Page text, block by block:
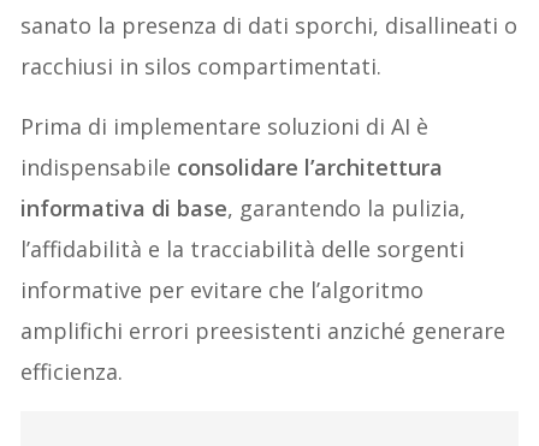
sanato la presenza di dati sporchi, disallineati o
racchiusi in silos compartimentati.
Prima di implementare soluzioni di AI è
indispensabile consolidare l’architettura
informativa di base, garantendo la pulizia,
l’affidabilità e la tracciabilità delle sorgenti
informative per evitare che l’algoritmo
amplifichi errori preesistenti anziché generare
efficienza.